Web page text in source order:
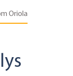
Oriola